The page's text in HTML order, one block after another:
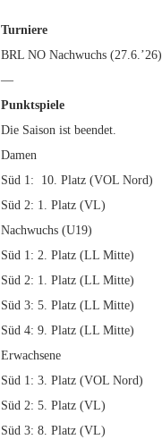
Turniere
BRL NO Nachwuchs (27.6.’26)
—
Punktspiele
Die Saison ist beendet.
Damen
Süd 1: 10. Platz (VOL Nord)
Süd 2: 1. Platz (VL)
Nachwuchs (U19)
Süd 1: 2. Platz (LL Mitte)
Süd 2: 1. Platz (LL Mitte)
Süd 3: 5. Platz (LL Mitte)
Süd 4: 9. Platz (LL Mitte)
Erwachsene
Süd 1: 3. Platz (VOL Nord)
Süd 2: 5. Platz (VL)
Süd 3: 8. Platz (VL)